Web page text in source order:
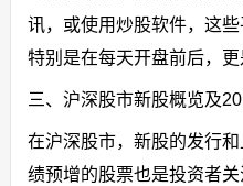
讯，或使用炒股软件，这些
特别是在每天开盘前后，更
三、沪深股市新股概览及
在沪深股市，新股的发行
绩预增的股票也是投资者